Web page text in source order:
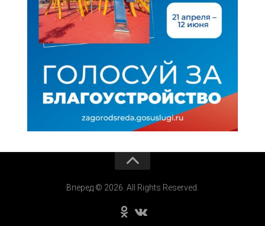
Вперед © 2026. All Rights Reserved.